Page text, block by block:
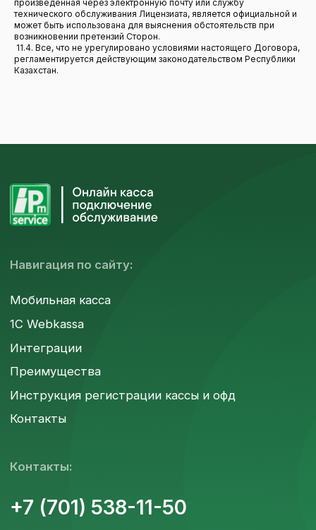
произведенная через электронную почту или службу
технического обслуживания Лицензиата, является официальной и
может быть использована для выяснения обстоятельств при
возникновении претензий Сторон.
11.4. Все, что не урегулировано условиями настоящего Договора,
регламентируется действующим законодательством Республики
Казахстан.